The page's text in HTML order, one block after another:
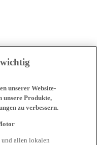
unserer Website-
unsere Produkte,
zu verbessern.
und allen lokalen